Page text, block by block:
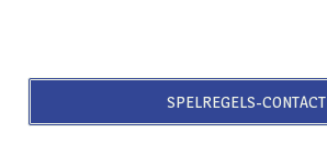
SPELREGELS-CONTACT